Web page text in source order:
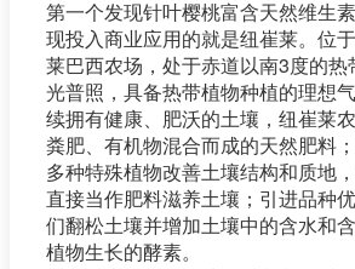
第一个发现针叶樱桃富含天然维生
现投入商业应用的就是纽崔莱。位
莱巴西农场，处于赤道以南3度的热
光普照，具备热带植物种植的理想
续拥有健康、肥沃的土壤，纽崔莱农
粪肥、有机物混合而成的天然肥料
多种特殊植物改善土壤结构和质地
直接当作肥料滋养土壤；引进品种
们翻松土壤并增加土壤中的含水和
植物生长的酵素。